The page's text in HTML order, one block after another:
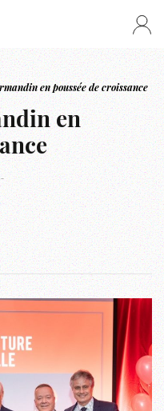
en poussée de croissance
en